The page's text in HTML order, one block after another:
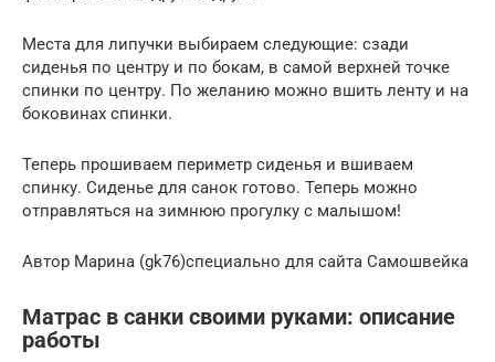
Места для липучки выбираем следующие: сзади
сиденья по центру и по бокам, в самой верхней точке
спинки по центру. По желанию можно вшить ленту и на
боковинах спинки.
Теперь прошиваем периметр сиденья и вшиваем
спинку. Сиденье для санок готово. Теперь можно
отправляться на зимнюю прогулку с малышом!
Автор Марина (gk76)специально для сайта Самошвейка
Матрас в санки своими руками: описание
работы